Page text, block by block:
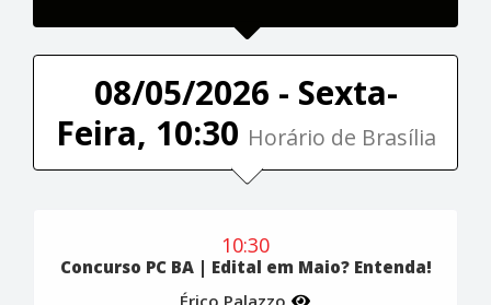
08/05/2026 - Sexta-
Feira, 10:30 Horário de Brasília
10:30
Concurso PC BA | Edital em Maio? Entenda!
Érico Palazzo